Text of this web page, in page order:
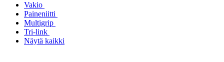
Vakio
Paineniitti
Multigrip
Tri-link
Näytä kaikki